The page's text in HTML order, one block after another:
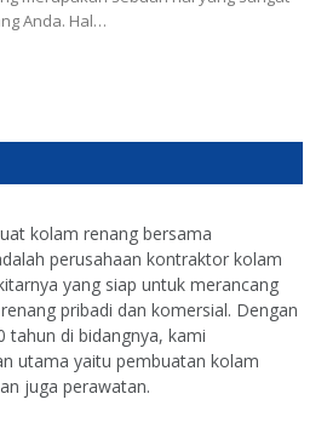
Anda. Hal…
kolam renang bersama
perusahaan kontraktor kolam
yang siap untuk merancang
pribadi dan komersial. Dengan
tahun di bidangnya, kami
utama yaitu pembuatan kolam
juga perawatan.